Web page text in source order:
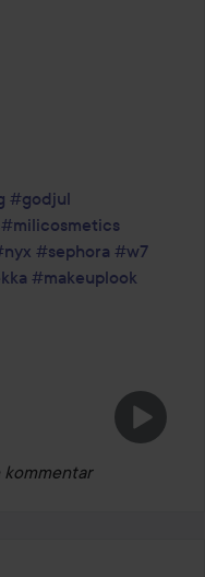
#godjul
#milicosmetics
#sephora #w7
#makeuplook